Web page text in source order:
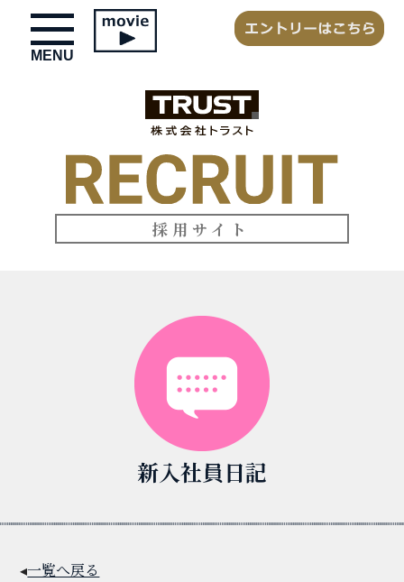
toggle
navigation
MENU
採用サイト
新入社員日記
◂一覧へ戻る